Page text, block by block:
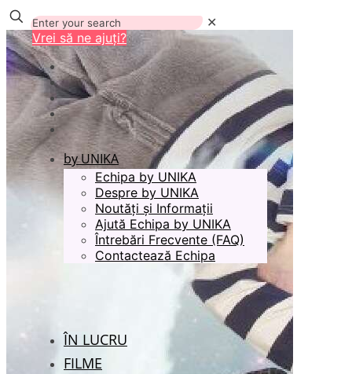
✕
Vrei să ne ajuți?
by UNIKA
Echipa by UNIKA
Despre by UNIKA
Noutăți și Informații
Ajută Echipa by UNIKA
Întrebări Frecvente (FAQ)
Contactează Echipa
ÎN LUCRU
FILME